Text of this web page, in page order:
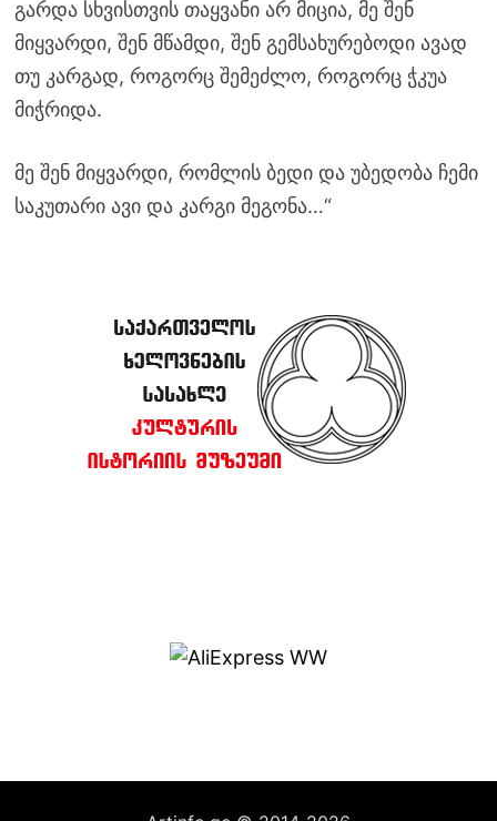
გარდა სხვისთვის თაყვანი არ მიცია, მე შენ
მიყვარდი, შენ მწამდი, შენ გემსახურებოდი ავად
თუ კარგად, როგორც შემეძლო, როგორც ჭკუა
მიჭრიდა.
მე შენ მიყვარდი, რომლის ბედი და უბედობა ჩემი
საკუთარი ავი და კარგი მეგონა…“